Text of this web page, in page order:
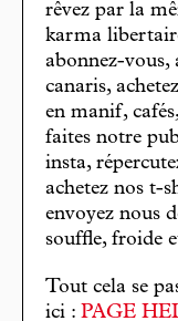
rêvez par la
karma
abonnez-vous,
canaris,
en manif,
faites notre
insta,
achetez nos t-
envoyez nous
souffle, froide
Tout cela se
ici : PAGE